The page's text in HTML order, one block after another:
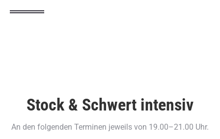
Stock & Schwert intensiv
An den folgenden Terminen jeweils von 19.00–21.00 Uhr.